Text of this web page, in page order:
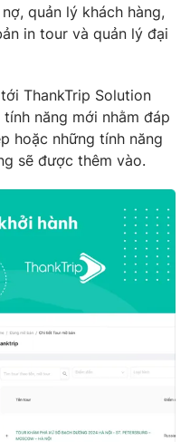
quản lý khách hàng,
in tour và quản lý đại
ThankTrip Solution
năng mới nhằm đáp
hoặc những tính năng
sẽ được thêm vào.